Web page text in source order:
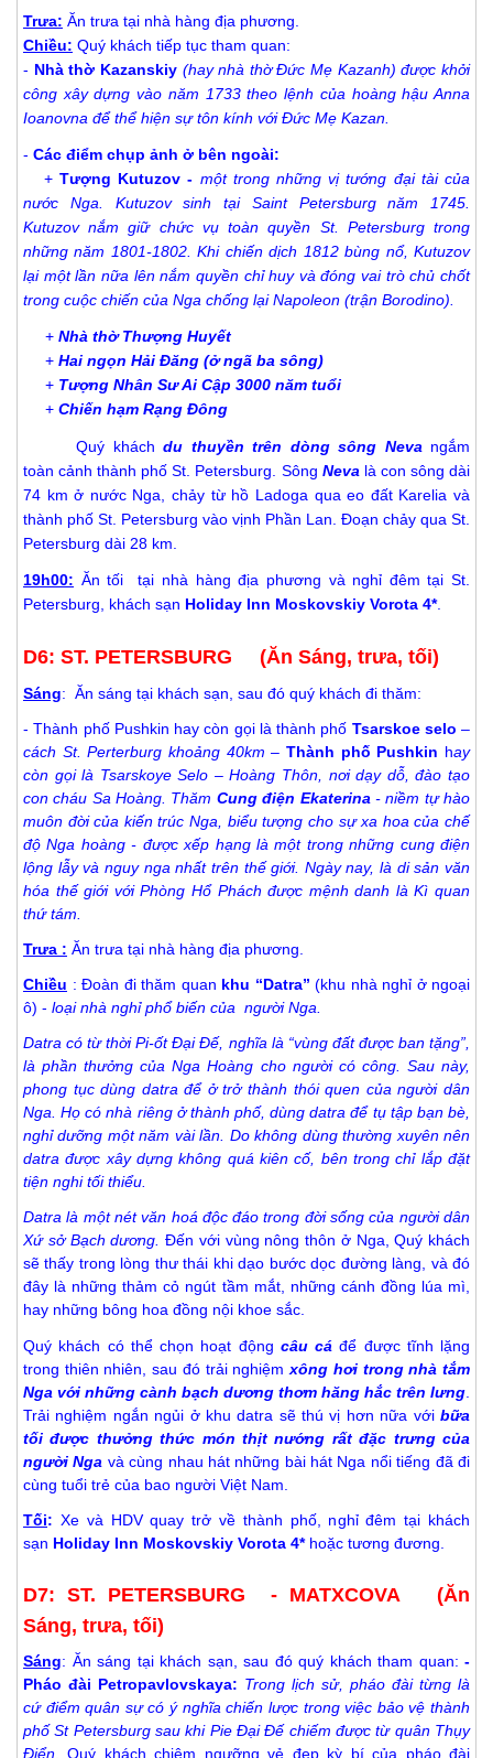
Trưa: Ăn trưa tại nhà hàng địa phương.
Chiều: Quý khách tiếp tục tham quan:
- Nhà thờ Kazanskiy (hay nhà thờ Đức Mẹ Kazanh) được khởi
công xây dựng vào năm 1733 theo lệnh của hoàng hậu Anna
Ioanovna để thể hiện sự tôn kính với Đức Mẹ Kazan.
- Các điểm chụp ảnh ở bên ngoài:
+ Tượng Kutuzov - một trong những vị tướng đại tài của
nước Nga. Kutuzov sinh tại Saint Petersburg năm 1745.
Kutuzov nắm giữ chức vụ toàn quyền St. Petersburg trong
những năm 1801-1802. Khi chiến dịch 1812 bùng nổ, Kutuzov
lại một lần nữa lên nắm quyền chỉ huy và đóng vai trò chủ chốt
trong cuộc chiến của Nga chống lại Napoleon (trận Borodino).
+ Nhà thờ Thượng Huyết
+ Hai ngọn Hải Đăng (ở ngã ba sông)
+ Tượng Nhân Sư Ai Cập 3000 năm tuổi
+ Chiến hạm Rạng Đông
Quý khách du thuyền trên dòng sông Neva ngắm
toàn cảnh thành phố St. Petersburg. Sông Neva là con sông dài
74 km ở nước Nga, chảy từ hồ Ladoga qua eo đất Karelia và
thành phố St. Petersburg vào vịnh Phần Lan. Đoạn chảy qua St.
Petersburg dài 28 km.
19h00: Ăn tối tại nhà hàng địa phương và nghỉ đêm tại St.
Petersburg, khách sạn Holiday Inn Moskovskiy Vorota 4*.
D6: ST. PETERSBURG (Ăn Sáng, trưa, tối)
Sáng: Ăn sáng tại khách sạn, sau đó quý khách đi thăm:
- Thành phố Pushkin hay còn gọi là thành phố Tsarskoe selo –
cách St. Perterburg khoảng 40km –Thành phố Pushkin hay
còn gọi là Tsarskoye Selo – Hoàng Thôn, nơi dạy dỗ, đào tạo
con cháu Sa Hoàng. Thăm Cung điện Ekaterina - niềm tự hào
muôn đời của kiến trúc Nga, biểu tượng cho sự xa hoa của chế
độ Nga hoàng - được xếp hạng là một trong những cung điện
lộng lẫy và nguy nga nhất trên thế giới. Ngày nay, là di sản văn
hóa thế giới với Phòng Hổ Phách được mệnh danh là Kì quan
thứ tám.
Trưa : Ăn trưa tại nhà hàng địa phương.
Chiều : Đoàn đi thăm quan khu “Datra” (khu nhà nghỉ ở ngoại
ô) - loại nhà nghỉ phổ biến của người Nga.
Datra có từ thời Pi-ốt Đại Đế, nghĩa là “vùng đất được ban tặng”,
là phần thưởng của Nga Hoàng cho người có công. Sau này,
phong tục dùng datra để ở trở thành thói quen của người dân
Nga. Họ có nhà riêng ở thành phố, dùng datra để tụ tập bạn bè,
nghỉ dưỡng một năm vài lần. Do không dùng thường xuyên nên
datra được xây dựng không quá kiên cố, bên trong chỉ lắp đặt
tiện nghi tối thiểu.
Datra là một nét văn hoá độc đáo trong đời sống của người dân
Xứ sở Bạch dương. Đến với vùng nông thôn ở Nga, Quý khách
sẽ thấy trong lòng thư thái khi dạo bước dọc đường làng, và đó
đây là những thảm cỏ ngút tầm mắt, những cánh đồng lúa mì,
hay những bông hoa đồng nội khoe sắc.
Quý khách có thể chọn hoạt động câu cá để được tĩnh lặng
trong thiên nhiên, sau đó trải nghiệmxông hơi trong nhà tắm
Nga với những cành bạch dương thơm hăng hắc trên lưng
Trải nghiệm ngắn ngủi ở khu datra sẽ thú vị hơn nữa với bữa
tối được thưởng thức món thịt nướng rất đặc trưng của
người Nga và cùng nhau hát những bài hát Nga nổi tiếng đã đi
cùng tuổi trẻ của bao người Việt Nam.
Tối: Xe và HDV quay trở về thành phố, nghỉ đêm tại khách
sạn Holiday Inn Moskovskiy Vorota 4* hoặc tương đương.
D7: ST. PETERSBURG - MATXCOVA (Ăn
Sáng, trưa, tối)
Sáng: Ăn sáng tại khách sạn, sau đó quý khách tham quan: -
Pháo đài Petropavlovskaya: Trong lịch sử, pháo đài từng là
cứ điểm quân sự có ý nghĩa chiến lược trong việc bảo vệ thành
phố St Petersburg sau khi Pie Đại Đế chiếm được từ quân Thụy
Điển . Quý khách chiêm ngưỡng vẻ đẹp kỳ bí của pháo đài